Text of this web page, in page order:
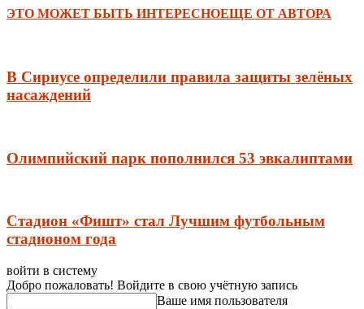
ЭТО МОЖЕТ БЫТЬ ИНТЕРЕСНОЕЩЕ ОТ АВТОРА
В Сириусе определили правила защиты зелёных
насаждений
Олимпийский парк пополнился 53 эвкалиптами
Стадион «Фишт» стал Лучшим футбольным
стадионом года
войти в систему
Добро пожаловать! Войдите в свою учётную запись
Ваше имя пользователя